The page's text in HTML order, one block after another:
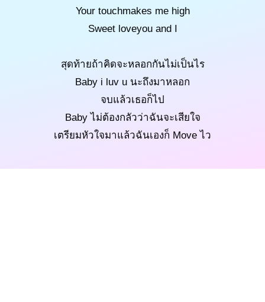
Your touchmakes me high
Sweet loveyou and I
สุดท้ายถ้าคิดจะหลอกกันไม่เป็นไร
Baby i luv u นะถึงมาหลอก
จบแล้วเธอก็ไป
Baby ไม่ต้องกลัวว่าฉันจะเสียใจ
เตรียมหัวใจมาแล้วฉันเองก็ Move ไว